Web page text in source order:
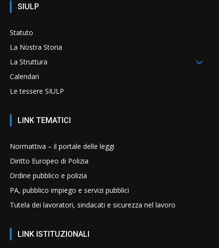
SIULP
Statuto
La Nostra Storia
La Struttura
Calendari
Le tessere SIULP
LINK TEMATICI
Normattiva – il portale delle leggi
Diritto Europeo di Polizia
Ordine pubblico e polizia
PA, pubblico impiego e servizi pubblici
Tutela dei lavoratori, sindacati e sicurezza nel lavoro
LINK ISTITUZIONALI